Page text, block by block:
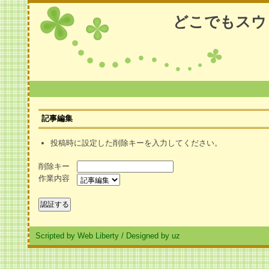
どこでもス
記事編集
投稿時に設定した削除キーを入力してください。
削除キー
作業内容
Scripted by Web Liberty / Designed by uz